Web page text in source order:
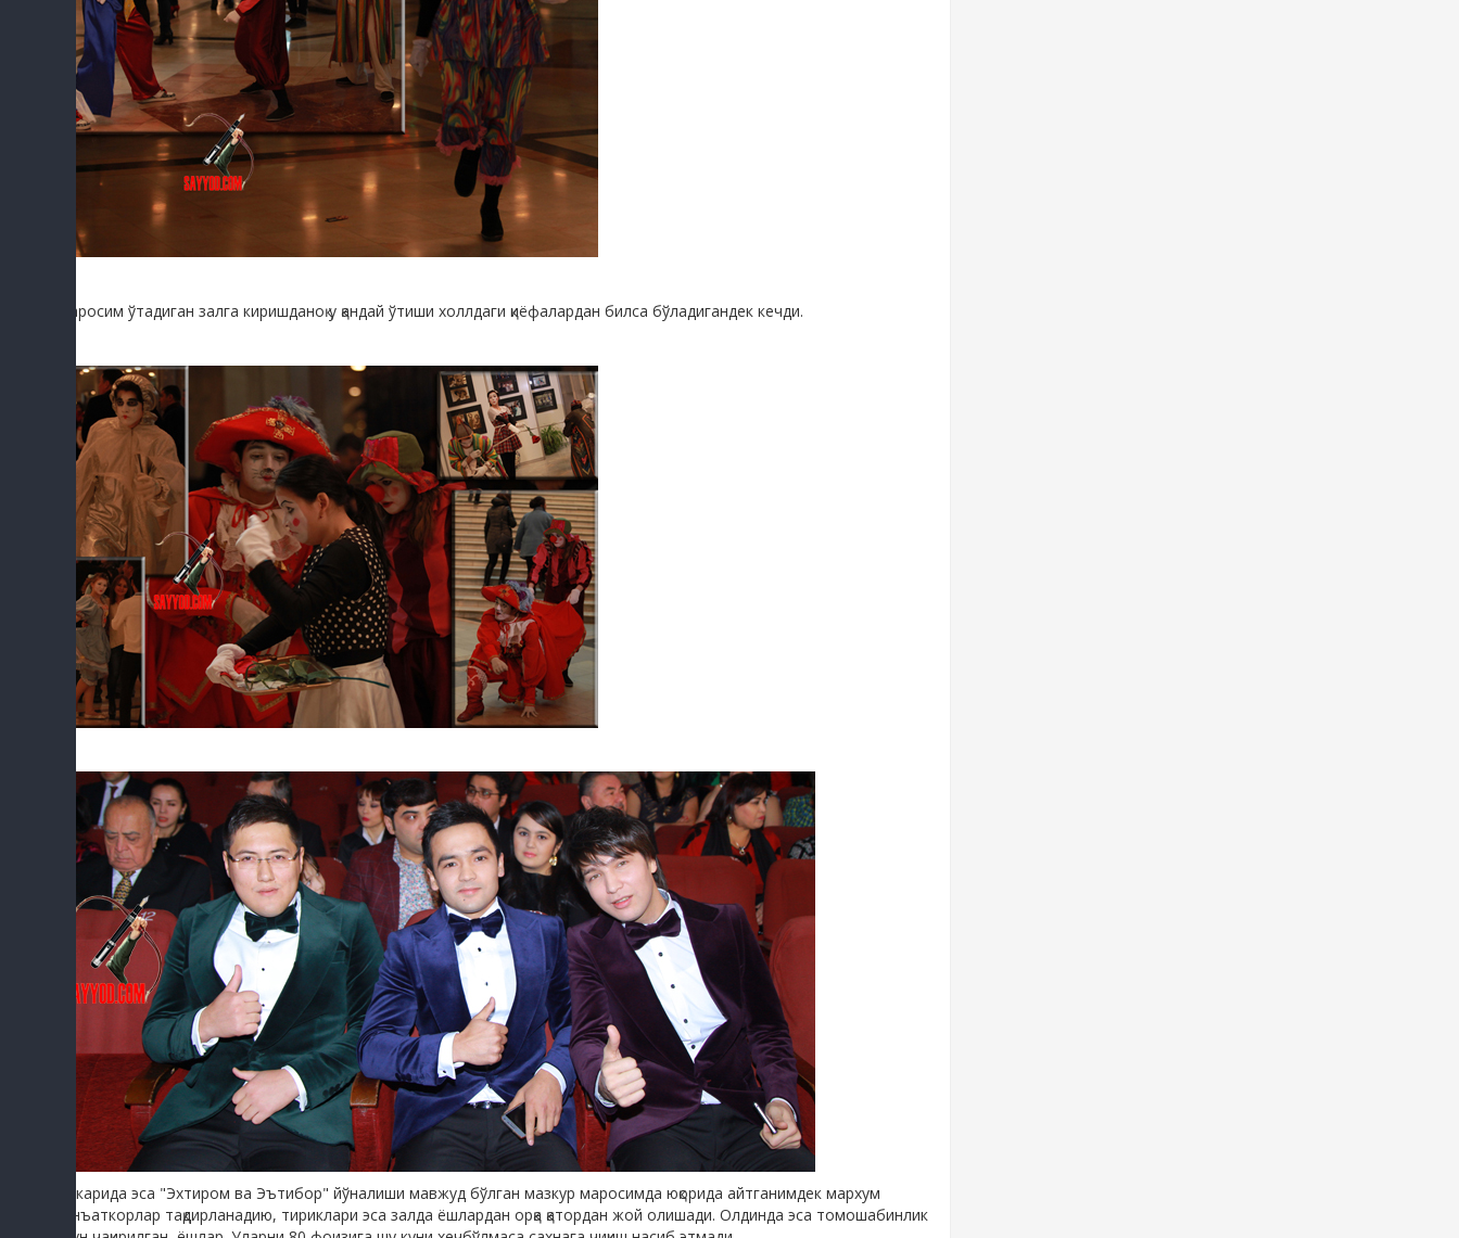
Маросим ўтадиган залга киришданоқ у қандай ўтиши холлдаги қиёфалардан билса бўладигандек кечди.
Ичкарида эса "Эхтиром ва Эътибор" йўналиши мавжуд бўлган мазкур маросимда юқорида айтганимдек мархум
санъаткорлар тақдирланадию, тириклари эса залда ёшлардан орқа қатордан жой олишади. Олдинда эса томошабинлик